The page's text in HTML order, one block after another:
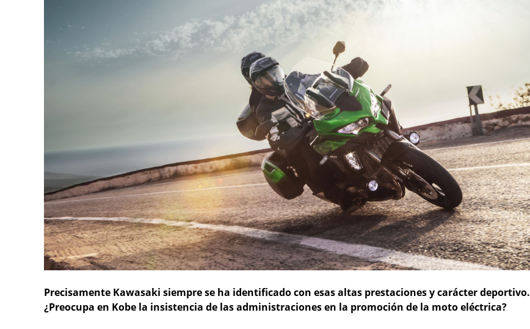
Precisamente Kawasaki siempre se ha identificado con esas altas prestaciones y carácter deportivo.
¿Preocupa en Kobe la insistencia de las administraciones en la promoción de la moto eléctrica?